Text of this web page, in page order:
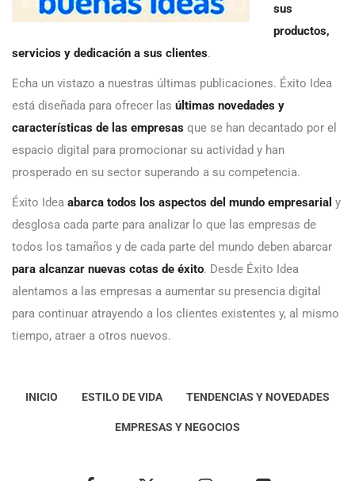
sus
productos,
servicios y dedicación a sus clientes.
Echa un vistazo a nuestras últimas publicaciones. Éxito Idea
está diseñada para ofrecer las últimas novedades y
características de las empresas que se han decantado por el
espacio digital para promocionar su actividad y han
prosperado en su sector superando a su competencia.
Éxito Idea abarca todos los aspectos del mundo empresarial y
desglosa cada parte para analizar lo que las empresas de
todos los tamaños y de cada parte del mundo deben abarcar
para alcanzar nuevas cotas de éxito. Desde Éxito Idea
alentamos a las empresas a aumentar su presencia digital
para continuar atrayendo a los clientes existentes y, al mismo
tiempo, atraer a otros nuevos.
INICIO ESTILO DE VIDA TENDENCIAS Y NOVEDADES
EMPRESAS Y NEGOCIOS